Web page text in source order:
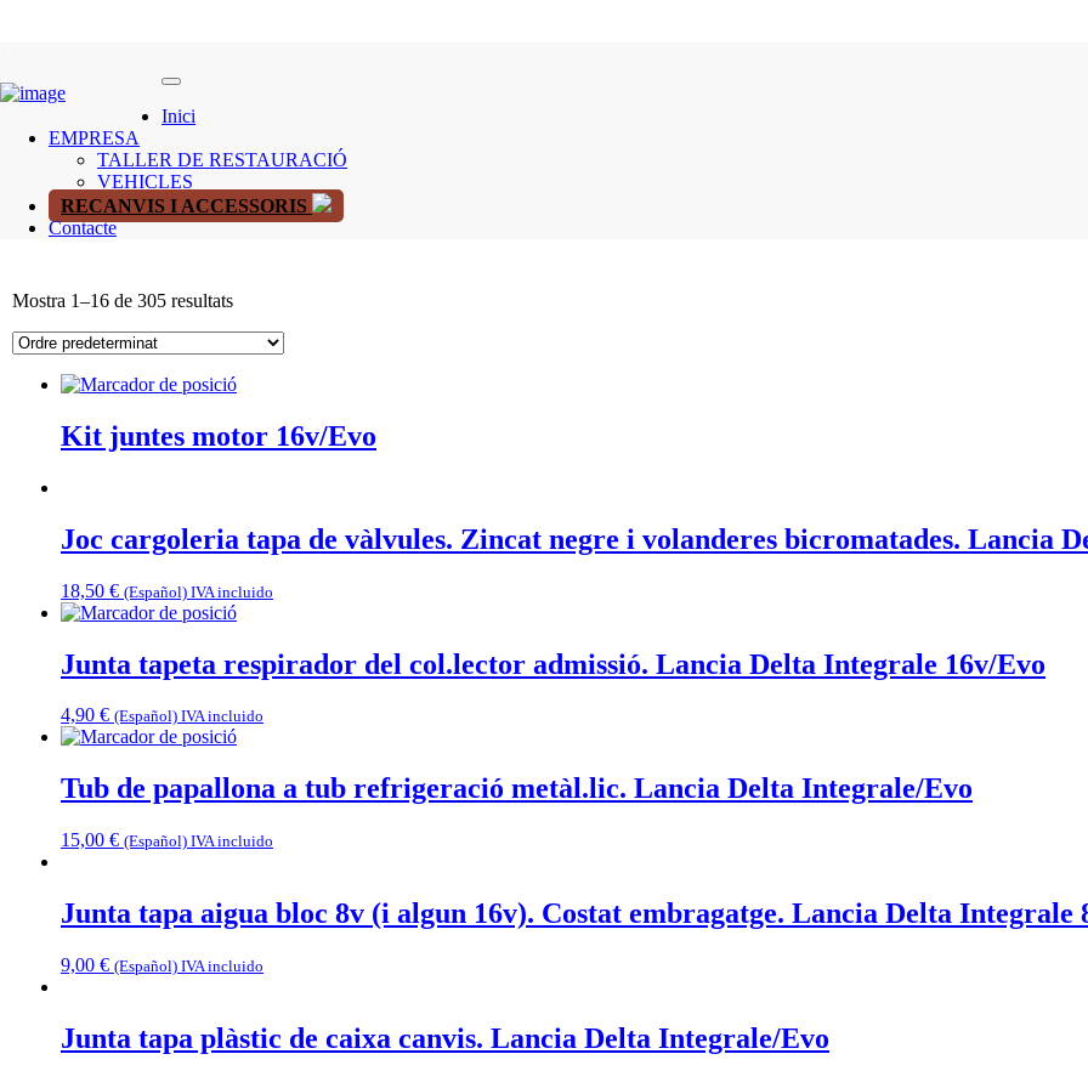
Inici
EMPRESA
TALLER DE RESTAURACIÓ
VEHICLES
RECANVIS I ACCESSORIS
Contacte
Mostra 1–16 de 305 resultats
Kit juntes motor 16v/Evo
Joc cargoleria tapa de vàlvules. Zincat negre i volanderes bicromatades. Lancia
18,50 € (Español) IVA incluido
Junta tapeta respirador del col.lector admissió. Lancia Delta Integrale 16v/Evo
4,90 € (Español) IVA incluido
Tub de papallona a tub refrigeració metàl.lic. Lancia Delta Integrale/Evo
15,00 € (Español) IVA incluido
Junta tapa aigua bloc 8v (i algun 16v). Costat embragatge. Lancia Delta Integrale
9,00 € (Español) IVA incluido
Junta tapa plàstic de caixa canvis. Lancia Delta Integrale/Evo